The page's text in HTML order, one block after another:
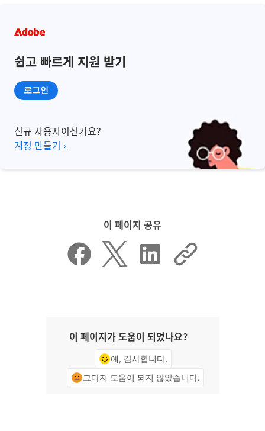
쉽고 빠르게 지원 받기
로그인
신규 사용자이신가요?
계정 만들기 ›
이 페이지 공유
이 페이지가 도움이 되었나요?
예, 감사합니다.
그다지 도움이 되지 않았습니다.